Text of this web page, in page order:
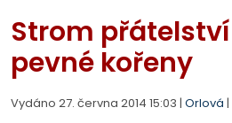
Strom
pevné kořeny
Vydáno 27. června 2014 15:03 | Orlová |